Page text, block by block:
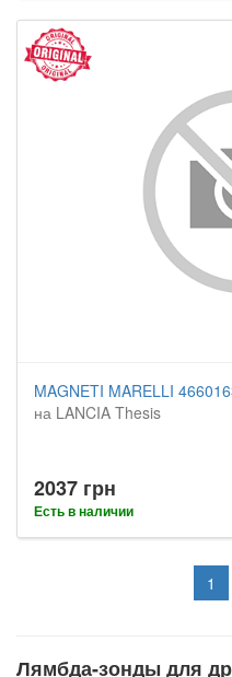
MAGNETI MARELLI
на LANCIA Thesis
2037 грн
Есть в наличии
1
Лямбда-зонды для